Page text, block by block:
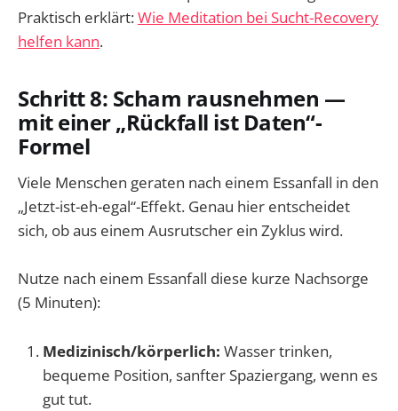
Praktisch erklärt:Wie Meditation bei Sucht-Recovery
helfen kann.
Schritt 8: Scham rausnehmen —
mit einer „Rückfall ist Daten“-
Formel
Viele Menschen geraten nach einem Essanfall in den
„Jetzt-ist-eh-egal“-Effekt. Genau hier entscheidet
sich, ob aus einem Ausrutscher ein Zyklus wird.
Nutze nach einem Essanfall diese kurze Nachsorge
(5 Minuten):
Medizinisch/körperlich: Wasser trinken,
bequeme Position, sanfter Spaziergang, wenn es
gut tut.